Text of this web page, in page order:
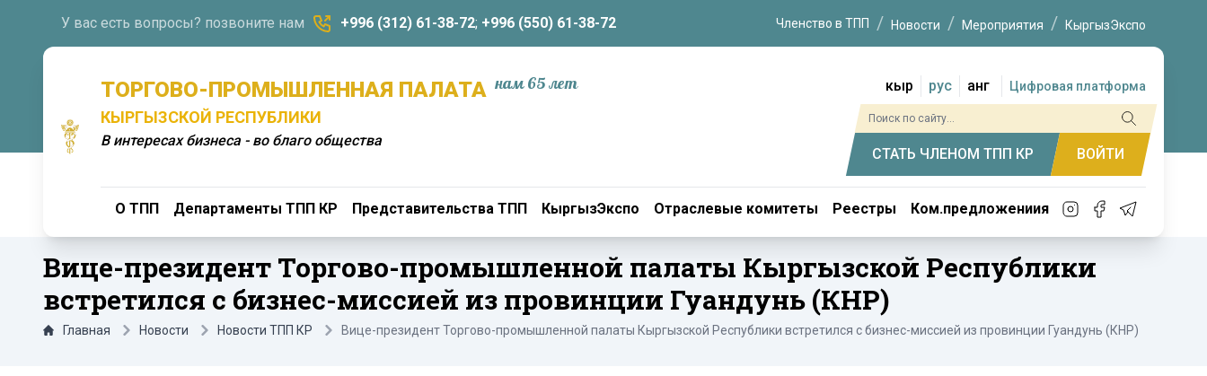
У вас есть вопросы? позвоните нам +996 (312) 61-38-72; +996 (550) 61-38-72 Членство в ТПП Новости Мероприятия КыргызЭкспо
ТОРГОВО-ПРОМЫШЛЕННАЯ ПАЛАТА нам 65 лет
КЫРГЫЗСКОЙ РЕСПУБЛИКИ
В интересах бизнеса - во благо общества
кыр рус анг Цифровая платформа
СТАТЬ ЧЛЕНОМ ТПП КР ВОЙТИ
О ТПП Департаменты ТПП КР Представительства ТПП КыргызЭкспо Отраслевые комитеты Реестры Ком.предложениия
Вице-президент Торгово-промышленной палаты Кыргызской Республики
встретился с бизнес-миссией из провинции Гуандунь (КНР)
Главная Новости Новости ТПП КР Вице-президент Торгово-промышленной палаты Кыргызской Республики встретился с бизнес-миссией из провинции Гуандунь (КНР)